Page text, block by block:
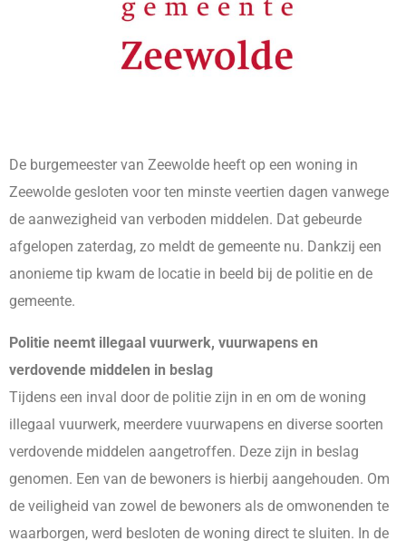
De burgemeester van Zeewolde heeft op een woning in
Zeewolde gesloten voor ten minste veertien dagen vanwege
de aanwezigheid van verboden middelen. Dat gebeurde
afgelopen zaterdag, zo meldt de gemeente nu. Dankzij een
anonieme tip kwam de locatie in beeld bij de politie en de
gemeente.
Politie neemt illegaal vuurwerk, vuurwapens en
verdovende middelen in beslag
Tijdens een inval door de politie zijn in en om de woning
illegaal vuurwerk, meerdere vuurwapens en diverse soorten
verdovende middelen aangetroffen. Deze zijn in beslag
genomen. Een van de bewoners is hierbij aangehouden. Om
de veiligheid van zowel de bewoners als de omwonenden te
waarborgen, werd besloten de woning direct te sluiten. In de